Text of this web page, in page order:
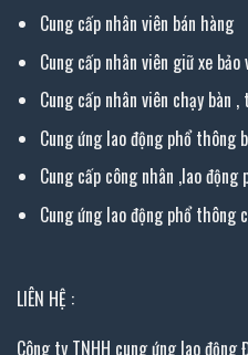
Cung cấp nhân viên bán hàng
Cung cấp nhân viên giữ xe bảo
Cung cấp nhân viên chạy bàn
Cung ứng lao động phổ thông
Cung cấp công nhân ,lao động
Cung ứng lao động phổ thông
LIÊN HỆ :
Công ty TNHH cung ứng lao động